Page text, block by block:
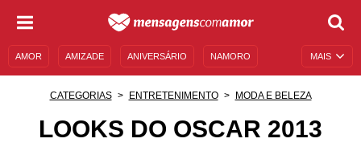
MAIS
AMOR AMIZADE ANIVERSÁRIO NAMORO
CATEGORIAS ENTRETENIMENTO MODA E BELEZA
LOOKS DO OSCAR 2013